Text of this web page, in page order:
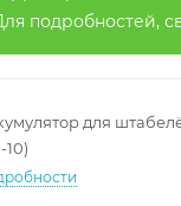
подробностей,
для
10)